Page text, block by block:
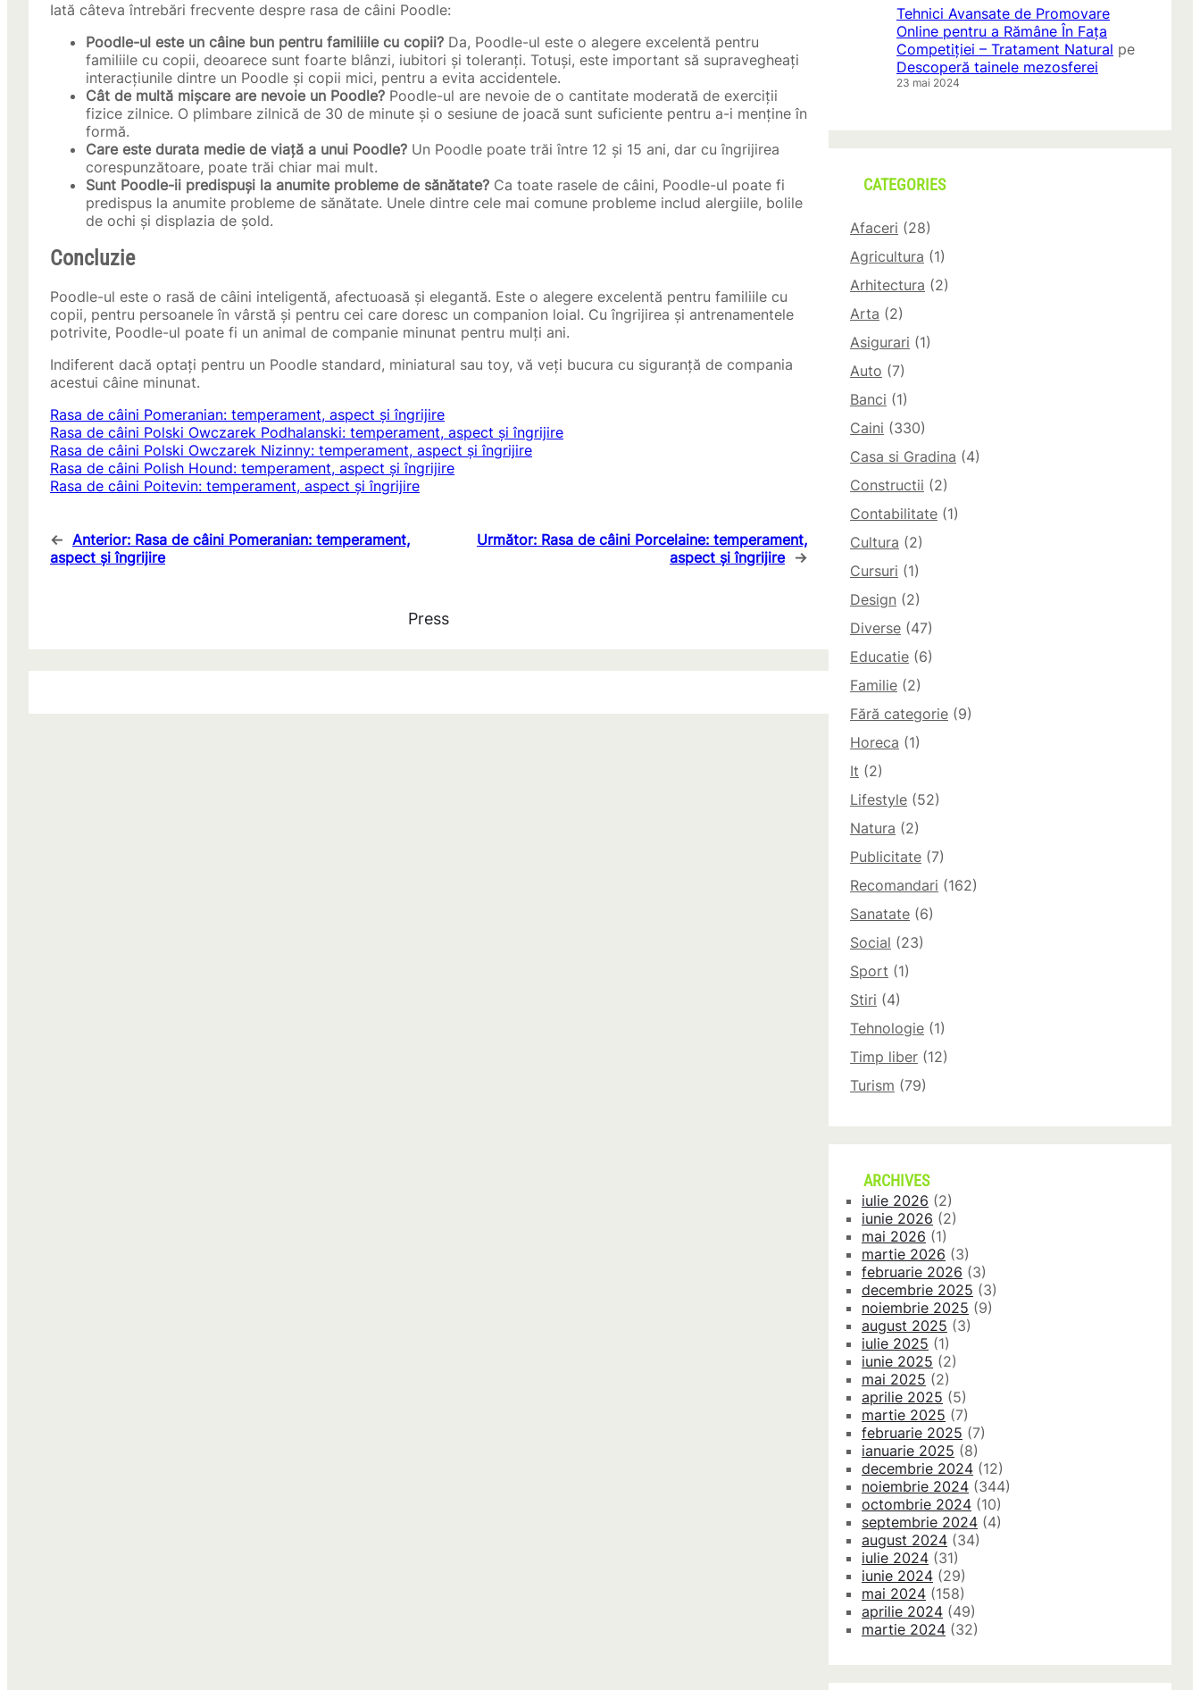
Iată câteva întrebări frecvente despre rasa de câini Poodle:
Poodle-ul este un câine bun pentru familiile cu copii? Da, Poodle-ul este o alegere excelentă pentru
familiile cu copii, deoarece sunt foarte blânzi, iubitori și toleranți. Totuși, este important să supravegheați
interacțiunile dintre un Poodle și copii mici, pentru a evita accidentele.
Cât de multă mișcare are nevoie un Poodle? Poodle-ul are nevoie de o cantitate moderată de exerciții
fizice zilnice. O plimbare zilnică de 30 de minute și o sesiune de joacă sunt suficiente pentru a-i menține în
formă.
Care este durata medie de viață a unui Poodle? Un Poodle poate trăi între 12 și 15 ani, dar cu îngrijirea
corespunzătoare, poate trăi chiar mai mult.
Sunt Poodle-ii predispuși la anumite probleme de sănătate? Ca toate rasele de câini, Poodle-ul poate fi
predispus la anumite probleme de sănătate. Unele dintre cele mai comune probleme includ alergiile, bolile
de ochi și displazia de șold.
Concluzie
Poodle-ul este o rasă de câini inteligentă, afectuoasă și elegantă. Este o alegere excelentă pentru familiile cu
copii, pentru persoanele în vârstă și pentru cei care doresc un companion loial. Cu îngrijirea și antrenamentele
potrivite, Poodle-ul poate fi un animal de companie minunat pentru mulți ani.
Indiferent dacă optați pentru un Poodle standard, miniatural sau toy, vă veți bucura cu siguranță de compania
acestui câine minunat.
Rasa de câini Pomeranian: temperament, aspect și îngrijire
Rasa de câini Polski Owczarek Podhalanski: temperament, aspect și îngrijire
Rasa de câini Polski Owczarek Nizinny: temperament, aspect și îngrijire
Rasa de câini Polish Hound: temperament, aspect și îngrijire
Rasa de câini Poitevin: temperament, aspect și îngrijire
← Anterior: Rasa de câini Pomeranian: temperament,
aspect și îngrijire
Următor: Rasa de câini Porcelaine: temperament,
aspect și îngrijire →
Press
Tehnici Avansate de Promovare
Online pentru a Rămâne În Fața
Competiției – Tratament Natural pe
Descoperă tainele mezosferei
23 mai 2024
CATEGORIES
Afaceri (28)
Agricultura (1)
Arhitectura (2)
Arta (2)
Asigurari (1)
Auto (7)
Banci (1)
Caini (330)
Casa si Gradina (4)
Constructii (2)
Contabilitate (1)
Cultura (2)
Cursuri (1)
Design (2)
Diverse (47)
Educatie (6)
Familie (2)
Fără categorie (9)
Horeca (1)
It (2)
Lifestyle (52)
Natura (2)
Publicitate (7)
Recomandari (162)
Sanatate (6)
Social (23)
Sport (1)
Stiri (4)
Tehnologie (1)
Timp liber (12)
Turism (79)
ARCHIVES
iulie 2026 (2)
iunie 2026 (2)
mai 2026 (1)
martie 2026 (3)
februarie 2026 (3)
decembrie 2025 (3)
noiembrie 2025 (9)
august 2025 (3)
iulie 2025 (1)
iunie 2025 (2)
mai 2025 (2)
aprilie 2025 (5)
martie 2025 (7)
februarie 2025 (7)
ianuarie 2025 (8)
decembrie 2024 (12)
noiembrie 2024 (344)
octombrie 2024 (10)
septembrie 2024 (4)
august 2024 (34)
iulie 2024 (31)
iunie 2024 (29)
mai 2024 (158)
aprilie 2024 (49)
martie 2024 (32)